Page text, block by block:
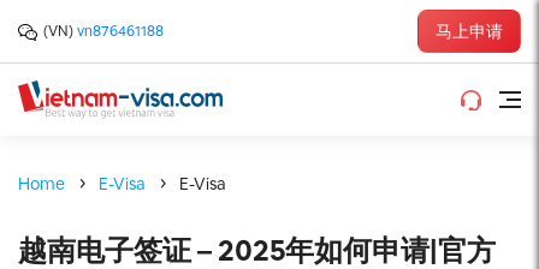
(VN)vn876461188 马上申请
Home E-Visa E-Visa
越南电子签证 – 2025年如何申请|官方